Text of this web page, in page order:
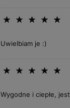
Uwielbiam je :)
Wygodne i ciepłe,